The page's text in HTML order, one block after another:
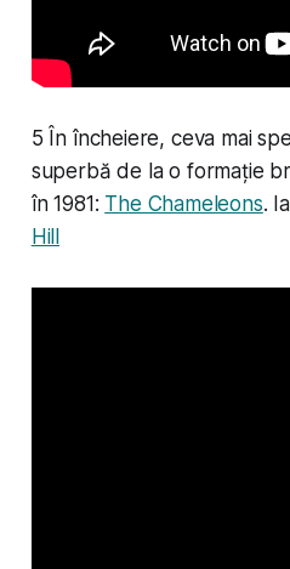
5 În încheiere, ceva mai
superbă de la o formație
în 1981: The Chameleons.
Hill